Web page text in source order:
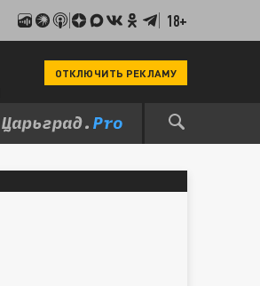
18+
ОТКЛЮЧИТЬ РЕКЛАМУ